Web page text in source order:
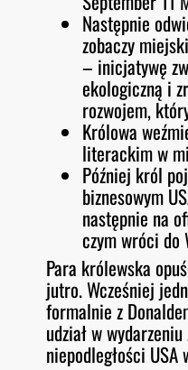
Następnie
zobaczy
– inicjatywę
ekologiczną i
rozwojem,
Królowa
literackim w
Później król
biznesowym
następnie na
czym wróci do
Para królewska
jutro. Wcześniej
formalnie z
udział w
niepodległości